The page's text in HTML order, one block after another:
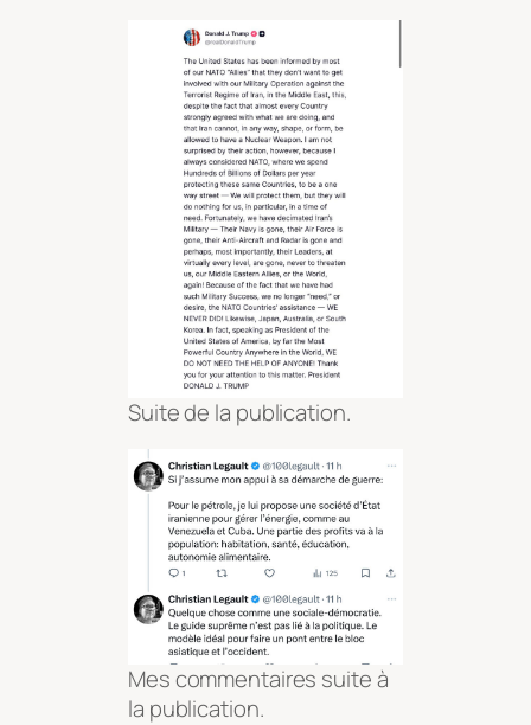
Suite de la publication.
Mes commentaires suite à
la publication.